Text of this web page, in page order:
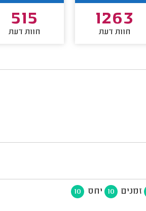
1263
חוות דעת
515
חוות דעת
זמנים 10 יחס 10